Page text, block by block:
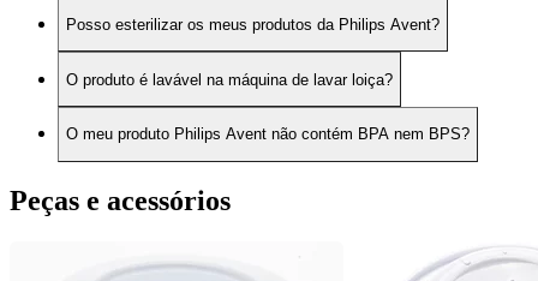
Posso esterilizar os meus produtos da Philips Avent?
O produto é lavável na máquina de lavar loiça?
O meu produto Philips Avent não contém BPA nem BPS?
Peças e acessórios